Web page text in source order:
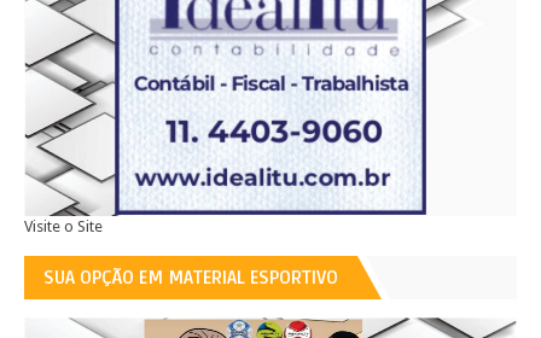
Visite o Site
SUA OPÇÃO EM MATERIAL ESPORTIVO